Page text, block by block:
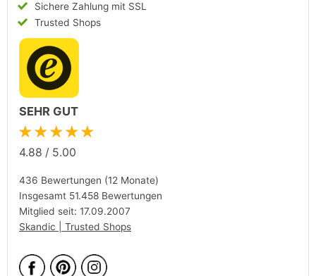
Sichere Zahlung mit SSL
Trusted Shops
SEHR GUT
★★★★★
4.88 / 5.00
436 Bewertungen (12 Monate)
Insgesamt 51.458 Bewertungen
Mitglied seit: 17.09.2007
Skandic | Trusted Shops